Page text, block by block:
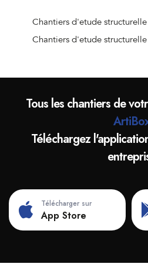
Chantiers d'etude
Chantiers d'etude
Tous les chantiers de
Téléchargez
Télécharger sur
App Store